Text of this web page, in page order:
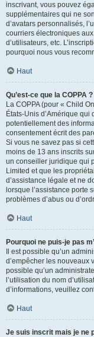
inscrivant, vous pouvez
supplémentaires qui ne
d’avatars personnalisés,
courriers électroniques
d’utilisateurs, etc.
pourquoi nous vous
Haut
Qu’est-ce que la COPPA ?
La COPPA (pour « Child
États-Unis d’Amérique
potentiellement des
consentement écrit des
Si vous ne savez pas si
moins de 13 ans inscrits
un conseiller juridique qui
Limited et que les
d’assistance légale et ne
lorsque l’assistance porte
problèmes d’abus ou
Haut
Pourquoi ne puis-je pas
Il est possible qu’un
d’empêcher les nouveaux
possible qu’un
l’utilisation du nom
d’informations, veuillez
Haut
Je suis inscrit mais je ne